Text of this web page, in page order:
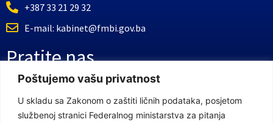
Poštujemo vašu privatnost
U skladu sa Zakonom o zaštiti ličnih podataka, posjetom
službenoj stranici Federalnog ministarstva za pitanja
+387 33 21 29 32
E-mail: kabinet@fmbi.gov.ba
Pratite nas
Facebook Stranica
Youtube Kanal